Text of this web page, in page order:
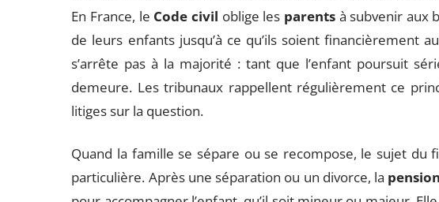
En France, le Code civil oblige les parentsà subvenir aux
de leurs enfants jusqu’à ce qu’ils soient financièrement
s’arrête pas à la majorité : tant que l’enfant poursuit
demeure. Les tribunaux rappellent régulièrement ce
litiges sur la question.
Quand la famille se sépare ou se recompose, le sujet du
particulière. Après une séparation ou un divorce, la